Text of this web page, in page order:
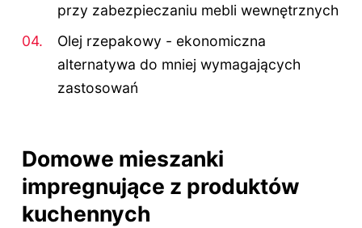
przy zabezpieczaniu mebli wewnętrznych
Olej rzepakowy - ekonomiczna
alternatywa do mniej wymagających
zastosowań
Domowe mieszanki
impregnujące z produktów
kuchennych